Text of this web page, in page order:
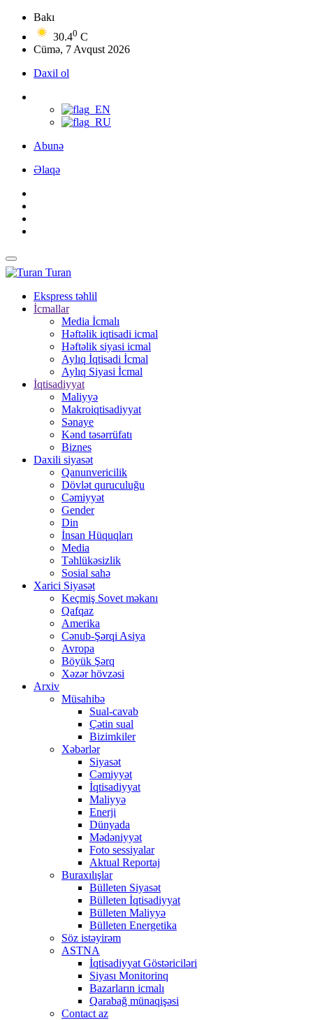
Bakı
30.40 C
Cümə, 7 Avqust 2026
Daxil ol
Abunə
Əlaqə
Turan
Ekspress təhlil
İcmallar
Media İcmalı
Həftəlik iqtisadi icmal
Həftəlik siyasi icmal
Aylıq İqtisadi İcmal
Aylıq Siyasi İcmal
İqtisadiyyat
Maliyyə
Makroiqtisadiyyat
Sənaye
Kənd təsərrüfatı
Biznes
Daxili siyasət
Qanunvericilik
Dövlət quruculuğu
Cəmiyyət
Gender
Din
İnsan Hüquqları
Media
Təhlükəsizlik
Sosial sahə
Xarici Siyasət
Keçmiş Sovet məkanı
Qafqaz
Amerika
Cənub-Şərqi Asiya
Avropa
Böyük Şərq
Xəzər hövzəsi
Arxiv
Müsahibə
Sual-cavab
Çətin sual
Bizimkiler
Xəbərlər
Siyasət
Cəmiyyət
İqtisadiyyat
Maliyyə
Enerji
Dünyada
Mədəniyyət
Foto sessiyalar
Aktual Reportaj
Buraxılışlar
Bülleten Siyasət
Bülleten İqtisadiyyat
Bülleten Maliyyə
Bülleten Energetika
Söz istəyirəm
ASTNA
İqtisadiyyat Göstəriciləri
Siyası Monitorinq
Bazarların icmalı
Qarabağ münaqişəsi
Contact az